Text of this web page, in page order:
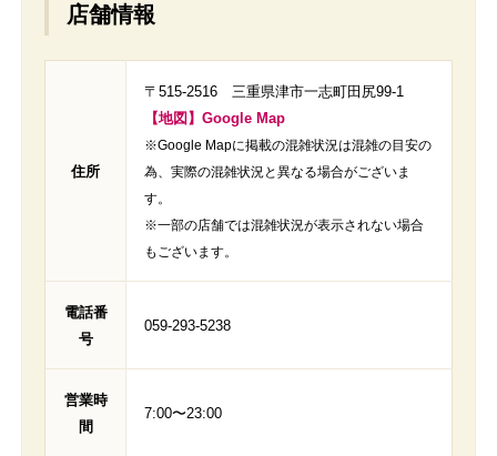
店舗情報
住所
〒515-2516 三重県津市一志町田尻99-1
【地図】Google Map
※Google Mapに掲載の混雑状況は混雑の目安の
為、実際の混雑状況と異なる場合がございま
す。
※一部の店舗では混雑状況が表示されない場合
もございます。
電話番
号
059-293-5238
営業時
間
7:00〜23:00